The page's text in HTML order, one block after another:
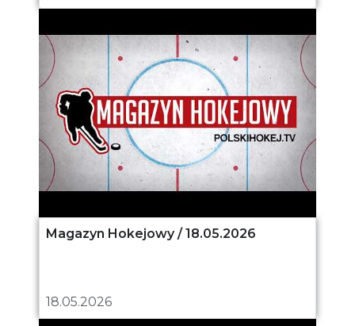
Magazyn Hokejowy / 18.05.2026
18.05.2026